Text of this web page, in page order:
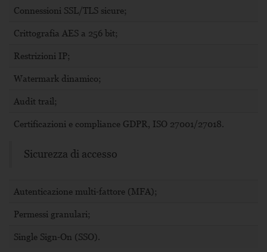
Connessioni SSL/TLS sicure;
Crittografia AES a 256 bit;
Restrizioni IP;
Watermark dinamico;
Audit trail;
Certificazioni e compliance GDPR, ISO 27001/27018.
Sicurezza di accesso
Autenticazione multi‑fattore (MFA);
Permessi granulari;
Single Sign‑On (SSO).
0%